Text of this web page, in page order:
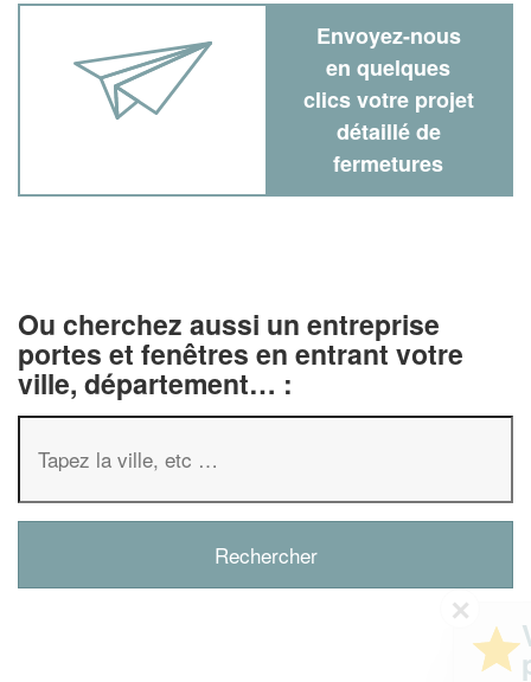
Envoyez-nous
en quelques
clics votre projet
détaillé de
fermetures
Ou cherchez aussi un entreprise
portes et fenêtres en entrant votre
ville, département… :